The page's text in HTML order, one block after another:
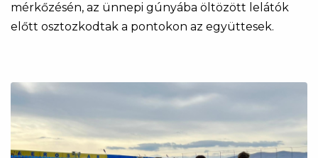
mérkőzésén, az ünnepi gúnyába öltözött lelátók
előtt osztozkodtak a pontokon az együttesek.